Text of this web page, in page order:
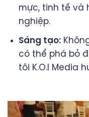
mực, tinh tế và
nghiệp.
Sáng tạo:
có thể phá bỏ
tôi K.O.I Media